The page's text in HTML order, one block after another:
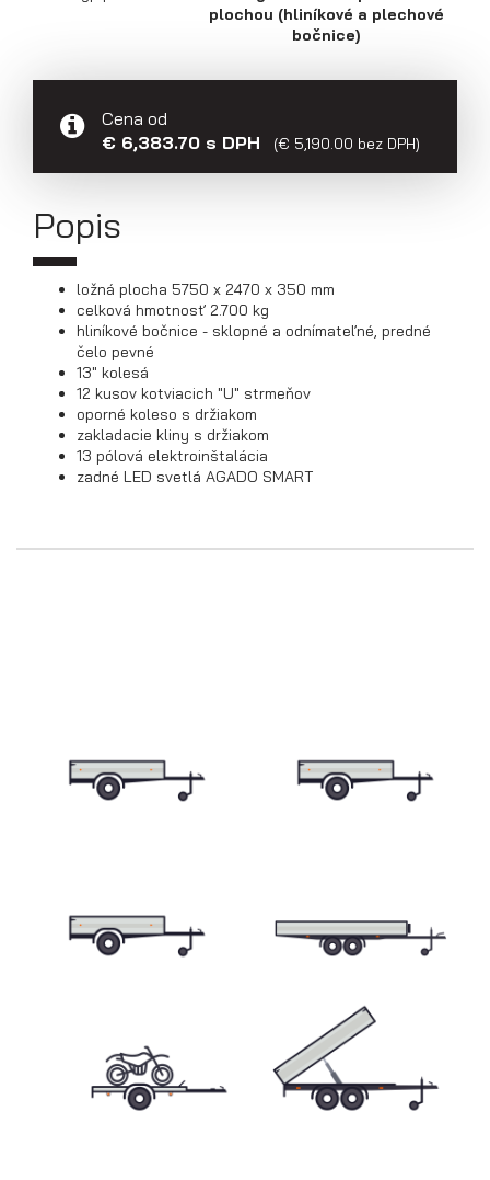
Prepravníky áut
Multiprepravníky VZ O
Skriňové prívesy
plochou (hliníkové a plechové
bočnice)
Cena od
€ 6,383.70 s DPH
(€ 5,190.00 bez DPH)
Popis
ložná plocha 5750 x 2470 x 350 mm
celková hmotnosť 2.700 kg
hliníkové bočnice - sklopné a odnímateľné, predné
čelo pevné
13" kolesá
12 kusov kotviacich "U" strmeňov
oporné koleso s držiakom
zakladacie kliny s držiakom
13 pólová elektroinštalácia
zadné LED svetlá AGADO SMART